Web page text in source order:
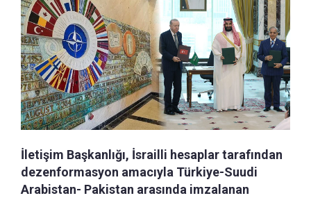
İletişim Başkanlığı, İsrailli hesaplar tarafından
dezenformasyon amacıyla Türkiye-Suudi
Arabistan- Pakistan arasında imzalanan